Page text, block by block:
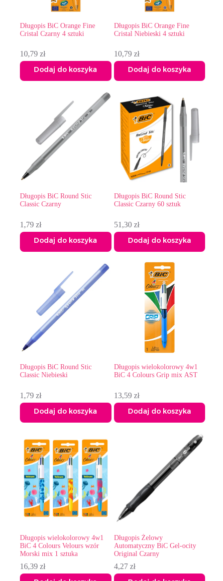
Długopis BiC Orange Fine
Cristal Czarny 4 sztuki
10,79 zł
Dodaj do koszyka
Długopis BiC Orange Fine
Cristal Niebieski 4 sztuki
10,79 zł
Dodaj do koszyka
Długopis BiC Round Stic
Classic Czarny
1,79 zł
Dodaj do koszyka
Długopis BiC Round Stic
Classic Czarny 60 sztuk
51,30 zł
Dodaj do koszyka
Długopis BiC Round Stic
Classic Niebieski
1,79 zł
Dodaj do koszyka
Długopis wielokolorowy 4w1
BiC 4 Colours Grip mix AST
13,59 zł
Dodaj do koszyka
Długopis wielokolorowy 4w1
BiC 4 Colours Velours wzór
Morski mix 1 sztuka
16,39 zł
Długopis Żelowy
Automatyczny BiC Gel-ocity
Original Czarny
4,27 zł